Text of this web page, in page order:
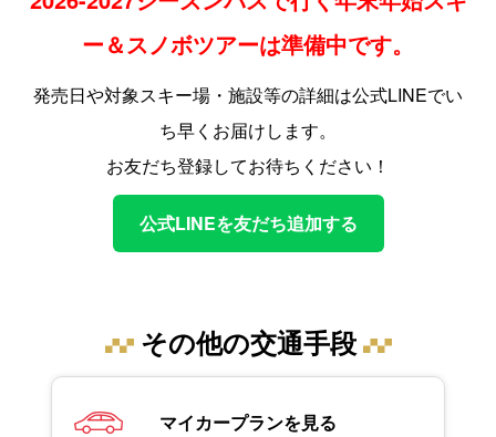
ー＆スノボツアーは準備中です。
発売日や対象スキー場・施設等の詳細は公式LINEでい
ち早くお届けします。
お友だち登録してお待ちください！
公式LINEを友だち追加する
その他の交通手段
マイカープランを見る